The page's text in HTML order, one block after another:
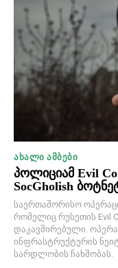
ᲐᲮᲐᲚᲘ ᲐᲛᲑᲔᲑᲘ
პოლიციამ Evil
SocGholish
საერთაშორისო
რომელიც რუსეთის Evil
დაკავშირებული.
ინფრასტრუქტურის
სარდლობის ჩახშობას.